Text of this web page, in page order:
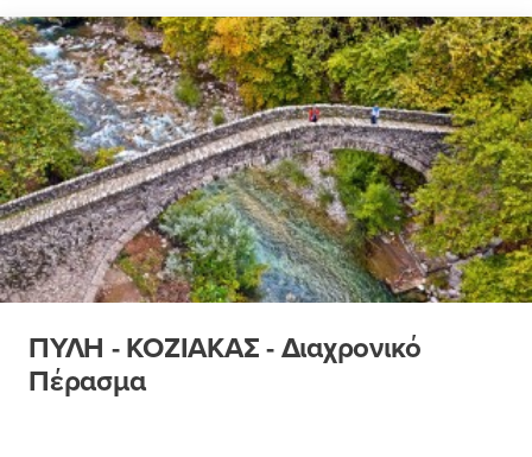
ΠΥΛΗ - ΚΟΖΙΑΚΑΣ - Διαχρονικό
Πέρασμα